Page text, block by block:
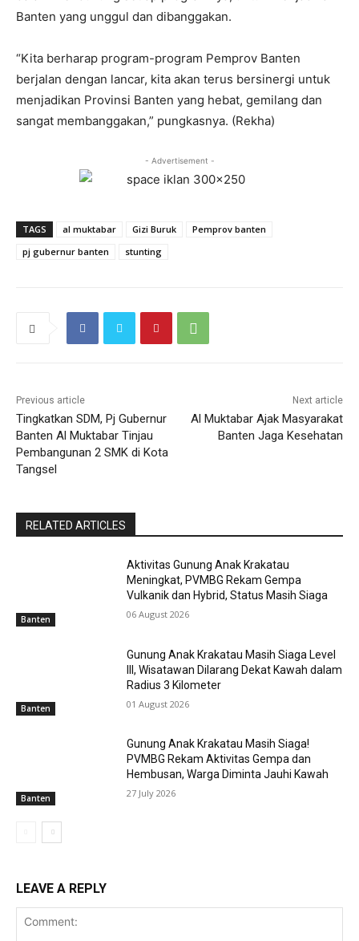
Banten yang unggul dan dibanggakan.
“Kita berharap program-program Pemprov Banten
berjalan dengan lancar, kita akan terus bersinergi untuk
menjadikan Provinsi Banten yang hebat, gemilang dan
sangat membanggakan,” pungkasnya. (Rekha)
- Advertisement -
TAGS al muktabar Gizi Buruk
Pemprov banten
pj gubernur banten
stunting
Previous article
Tingkatkan SDM, Pj Gubernur
Banten Al Muktabar Tinjau
Pembangunan 2 SMK di Kota
Tangsel
Next article
Al Muktabar Ajak Masyarakat
Banten Jaga Kesehatan
RELATED ARTICLES
Banten
Aktivitas Gunung Anak Krakatau
Meningkat, PVMBG Rekam Gempa
Vulkanik dan Hybrid, Status Masih Siaga
06 August 2026
Banten
Gunung Anak Krakatau Masih Siaga Level
III, Wisatawan Dilarang Dekat Kawah dalam
Radius 3 Kilometer
01 August 2026
Banten
Gunung Anak Krakatau Masih Siaga!
PVMBG Rekam Aktivitas Gempa dan
Hembusan, Warga Diminta Jauhi Kawah
27 July 2026
LEAVE A REPLY